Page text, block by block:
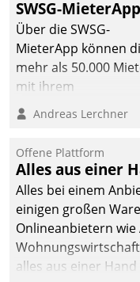
SWSG-MieterApp
Über die SWSG-
MieterApp können
mehr als 50.000
mit ihrem
kommunizieren, auf
einsehen und
oder
abgeben – rund um
Uhr.
Andreas Lerchner
Offene Plattform
Alles aus einer
Alles bei einem
einigen großen
Onlineanbietern
alles aus einer Hand